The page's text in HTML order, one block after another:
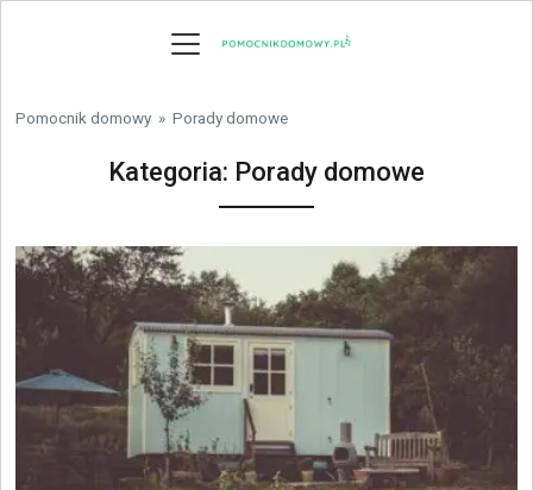
Pomocnik domowy » Porady domowe
Kategoria: Porady domowe